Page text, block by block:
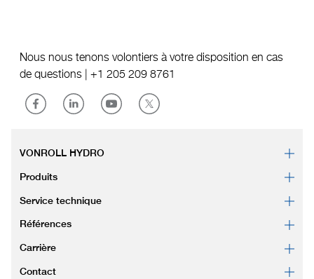
Nous nous tenons volontiers à votre disposition en cas
de questions | +1 205 209 8761
VONROLL HYDRO
Produits
Service technique
Références
Carrière
Contact